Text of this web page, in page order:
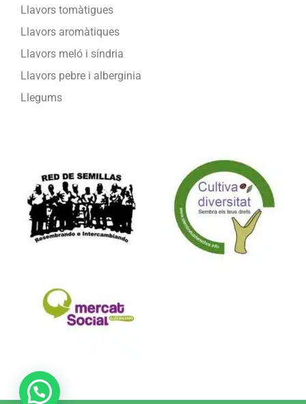
Llavors tomàtigues
Llavors aromàtiques
Llavors meló i síndria
Llavors pebre i alberginia
Llegums